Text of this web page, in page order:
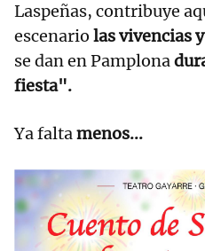
Laspeñas, contribuye
escenario las vivencias
se dan en Pamplona
fiesta".
Ya faltamenos...